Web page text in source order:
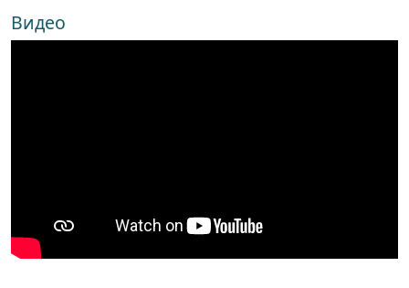
Видео